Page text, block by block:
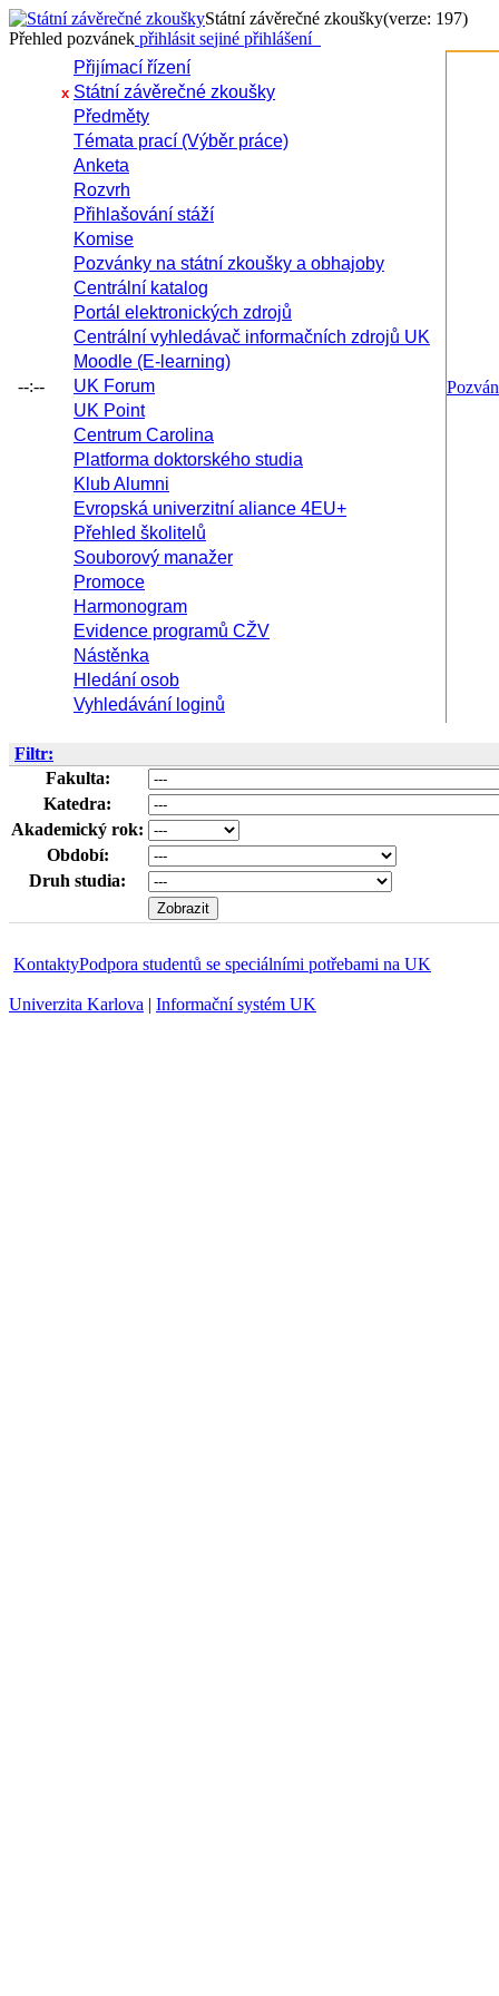
Státní závěrečné zkoušky(verze: 197)
Přehled pozvánek přihlásit sejiné přihlášení
--:--
Přijímací řízení
x Státní závěrečné zkoušky
Předměty
Témata prací (Výběr práce)
Anketa
Rozvrh
Přihlašování stáží
Komise
Pozvánky na státní zkoušky a obhajoby
Centrální katalog
Portál elektronických zdrojů
Centrální vyhledávač informačních zdrojů UK
Moodle (E-learning)
UK Forum
UK Point
Centrum Carolina
Platforma doktorského studia
Klub Alumni
Evropská univerzitní aliance 4EU+
Přehled školitelů
Souborový manažer
Promoce
Harmonogram
Evidence programů CŽV
Nástěnka
Hledání osob
Vyhledávání loginů
Filtr:
Fakulta:
Katedra:
Akademický rok:
Období:
Druh studia:
KontaktyPodpora studentů se speciálními potřebami na UK
Univerzita Karlova | Informační systém UK